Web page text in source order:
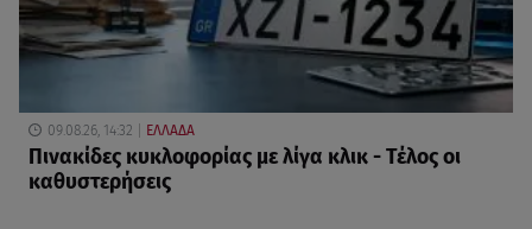
09.08.26, 14:32 ΕΛΛΑΔΑ
Πινακίδες κυκλοφορίας με λίγα κλικ - Τέλος οι
καθυστερήσεις